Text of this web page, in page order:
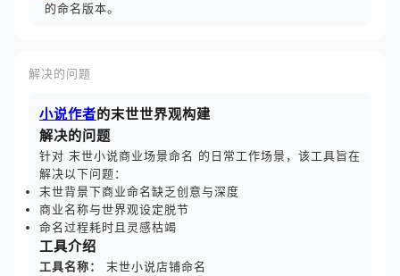
的命名版本。
解决的问题
小说作者的末世世界观构建
解决的问题
针对 末世小说商业场景命名 的日常工作场景，该工具旨在
解决以下问题：
末世背景下商业命名缺乏创意与深度
商业名称与世界观设定脱节
命名过程耗时且灵感枯竭
工具介绍
工具名称：
末世小说店铺命名